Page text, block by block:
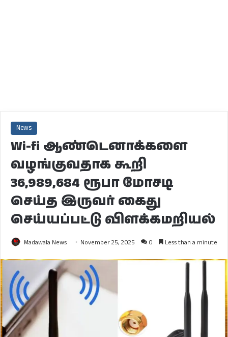
News
Wi-fi ஆண்டெனாக்களை
வழங்குவதாக கூறி
36,989,684 ரூபா மோசடி
செய்த இருவர் கைது
செய்யப்பட்டு விளக்கமறியல்
Madawala News November 25, 2025 0 Less than a minute